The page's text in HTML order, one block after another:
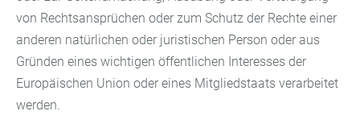
von Rechtsansprüchen oder zum Schutz der Rechte einer
anderen natürlichen oder juristischen Person oder aus
Gründen eines wichtigen öffentlichen Interesses der
Europäischen Union oder eines Mitgliedstaats verarbeitet
werden.